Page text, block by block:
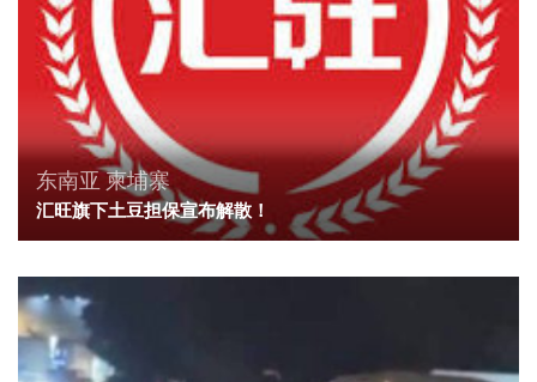
东南亚 柬埔寨
汇旺旗下土豆担保宣布解散！